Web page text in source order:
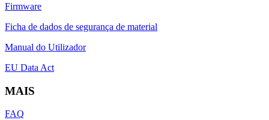
Firmware
Ficha de dados de segurança de material
Manual do Utilizador
EU Data Act
MAIS
FAQ